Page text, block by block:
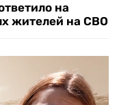
на
жителей на СВО